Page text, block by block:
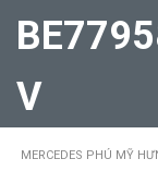
V
MERCEDES PHÚ MỸ